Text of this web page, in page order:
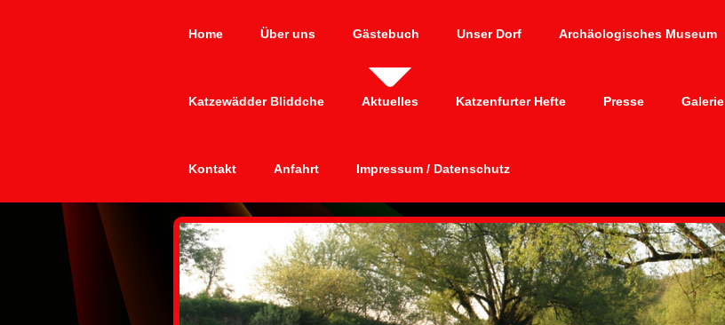
Home Über uns Gästebuch Unser Dorf Archäologisches Museum
Katzewädder Bliddche Aktuelles Katzenfurter Hefte Presse Galerie
Kontakt Anfahrt Impressum / Datenschutz